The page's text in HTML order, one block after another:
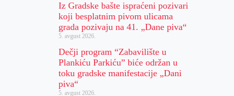
Iz Gradske bašte ispraćeni pozivari
koji besplatnim pivom ulicama
grada pozivaju na 41. „Dane piva“
5. avgust 2026.
Dečji program “Zabavilište u
Plankiću Parkiću” biće održan u
toku gradske manifestacije „Dani
piva“
5. avgust 2026.